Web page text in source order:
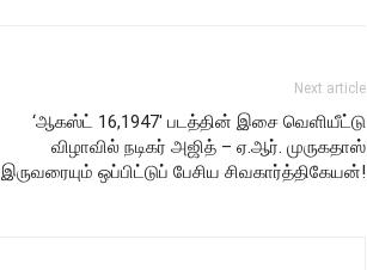
Next article
‘ஆகஸ்ட் 16,1947′ படத்தின் இசை வெளியீட்டு
விழாவில் நடிகர் அஜித் – ஏ.ஆர். முருகதாஸ்
இருவரையும் ஒப்பிட்டுப் பேசிய சிவகார்த்திகேயன்!